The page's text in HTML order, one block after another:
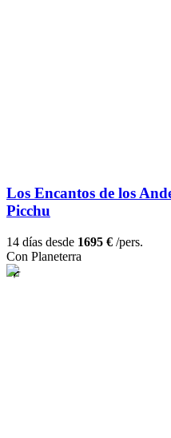
Los Encantos de los
Picchu
14 días desde 1695 € /pers.
Con Planeterra